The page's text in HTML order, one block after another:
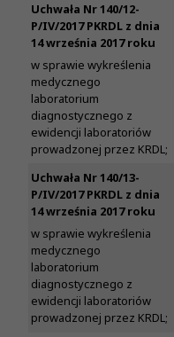
Uchwała Nr 140/12-
P/IV/2017 PKRDL z dnia
14 września 2017 roku
w sprawie wykreślenia
medycznego
laboratorium
diagnostycznego z
ewidencji laboratoriów
prowadzonej przez KRDL;
Uchwała Nr 140/13-
P/IV/2017 PKRDL z dnia
14 września 2017 roku
w sprawie wykreślenia
medycznego
laboratorium
diagnostycznego z
ewidencji laboratoriów
prowadzonej przez KRDL;